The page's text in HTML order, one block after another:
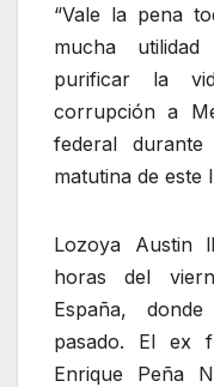
“Vale la pena
mucha
purificar la
corrupción a
federal
matutina de este
Lozoya Austin
horas del
España,
pasado. El ex
Enrique Peña